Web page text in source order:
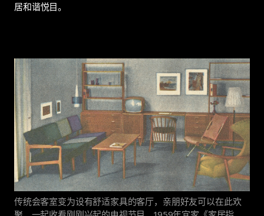
居和谐悦目。
传统会客室变为设有舒适家具的客厅，亲朋好友可以在此欢